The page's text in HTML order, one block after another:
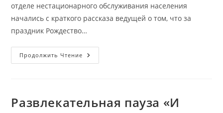
отделе нестационарного обслуживания населения
начались с краткого рассказа ведущей о том, что за
праздник Рождество…
Продолжить Чтение Рождественские
Посиделки
Нам
Развлекательная пауза «И